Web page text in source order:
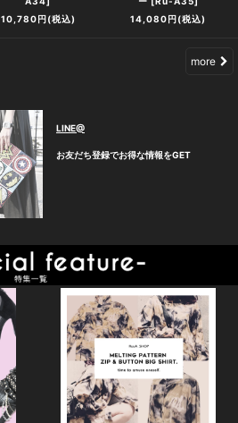
10,780円(税込)
14,080円(税込)
more
LINE@
お友だち登録でお得な情報をGET